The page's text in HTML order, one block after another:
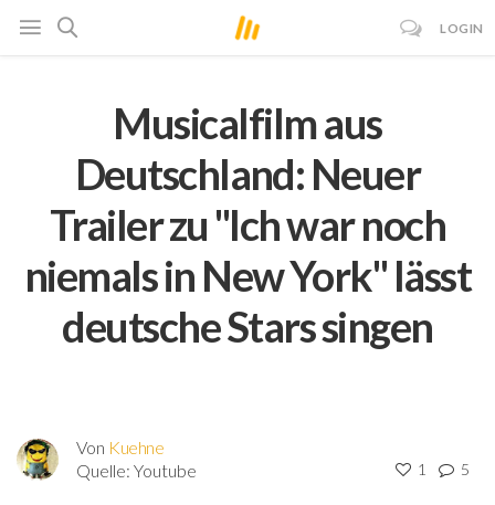
LOGIN
Musicalfilm aus
Deutschland: Neuer
Trailer zu "Ich war noch
niemals in New York" lässt
deutsche Stars singen
Von Kuehne
Quelle: Youtube 1 5